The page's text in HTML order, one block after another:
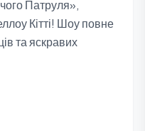
Патруля»,
Кітті! Шоу повне
та яскравих